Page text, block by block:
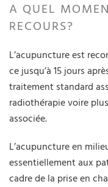
A QUEL
RECOURS?
L’acupuncture est
ce jusqu’à 15 jours
traitement standard
radiothérapie voire
associée.
L’acupuncture en
essentiellement aux
cadre de la prise en